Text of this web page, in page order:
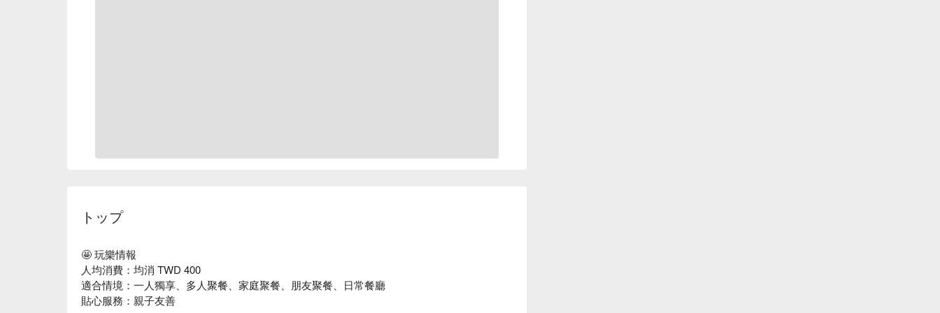
トップ
🤩 玩樂情報
人均消費：均消 TWD 400
適合情境：一人獨享、多人聚餐、家庭聚餐、朋友聚餐、日常餐廳
貼心服務：親子友善